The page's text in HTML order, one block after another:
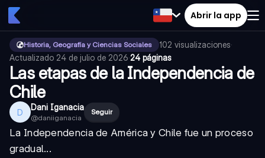
Abrir la app
Historia, Geografía y Ciencias Sociales 102 visualizaciones·
Actualizado 24 de julio de 2026·24 páginas
Las etapas de la Independencia de
Chile
D Dani Iganacia
@daniiganacia
Seguir
La Independencia de América y Chile fue un proceso
gradual...